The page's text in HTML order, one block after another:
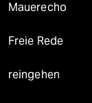
Mauerecho
Freie Rede
reingehen